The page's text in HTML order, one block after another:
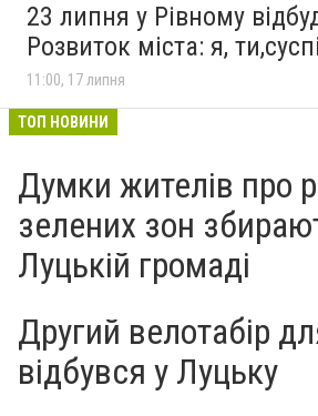
23 липня у Рівному
Розвиток міста: я,
11:00, 17 липня
ТОП НОВИНИ
Думки жителів про
зелених зон
Луцькій громаді
Другий велотабір
відбувся у Луцьку